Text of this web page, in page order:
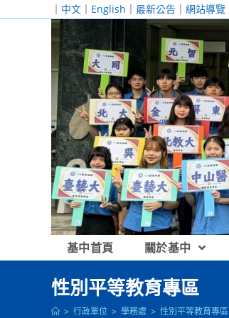
｜ 中文 ｜ English ｜ 最新公告 ｜ 網站導覽
基中首頁 關於基中
性別平等教育專區
> 行政單位 > 學務處 > 性別平等教育專區